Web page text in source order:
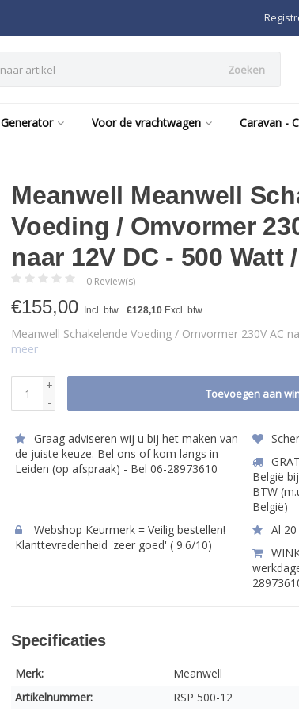
Zoeken
Generator Voor de vrachtwagen Caravan -
Meanwell Meanwell
Voeding / Omvormer
naar 12V DC - 500 Watt
0 Review(s)
€155,00 Incl. btw €128,10 Excl. btw
Meanwell Schakelende Voeding / Omvormer 230V AC
meer
+
-
Toevoegen aan
Graag adviseren wij u bij het maken van
de juiste keuze. Bel ons of kom langs in
Leiden (op afspraak) - Bel 06-28973610
België
BTW
België)
Webshop Keurmerk = Veilig bestellen!
Klanttevredenheid 'zeer goed' ( 9.6/10)
Al
Specificaties
Merk:
Meanwell
Artikelnummer:
RSP 500-12